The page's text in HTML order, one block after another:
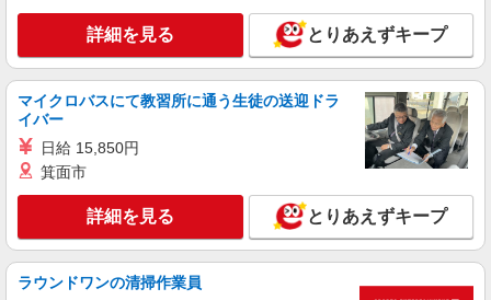
株式会社シエロ
【ドコモ】の店舗スタッフ
時給1400円〜1600円（経験・能力による） ※
残業代支給 ★交通費全額支給（規定あり） ゜
+゜・。○。・゜+゜・。○。・゜+゜ 入社祝い金10
ィブ支給(規定有) ★月2回払い・週払い可能（規程
有）★ ゜・。○。・゜+゜・。○。・゜+゜
愛知県名古屋市港区のdocomoショップ
キープ 詳細を見る
株式会社シエロ
詳細を見る とりあえずキープ
マイクロバスにて教習所に通う生徒の送迎ドラ
イバー
日給 15,850円
箕面市
詳細を見る とりあえずキープ
ラウンドワンの清掃作業員